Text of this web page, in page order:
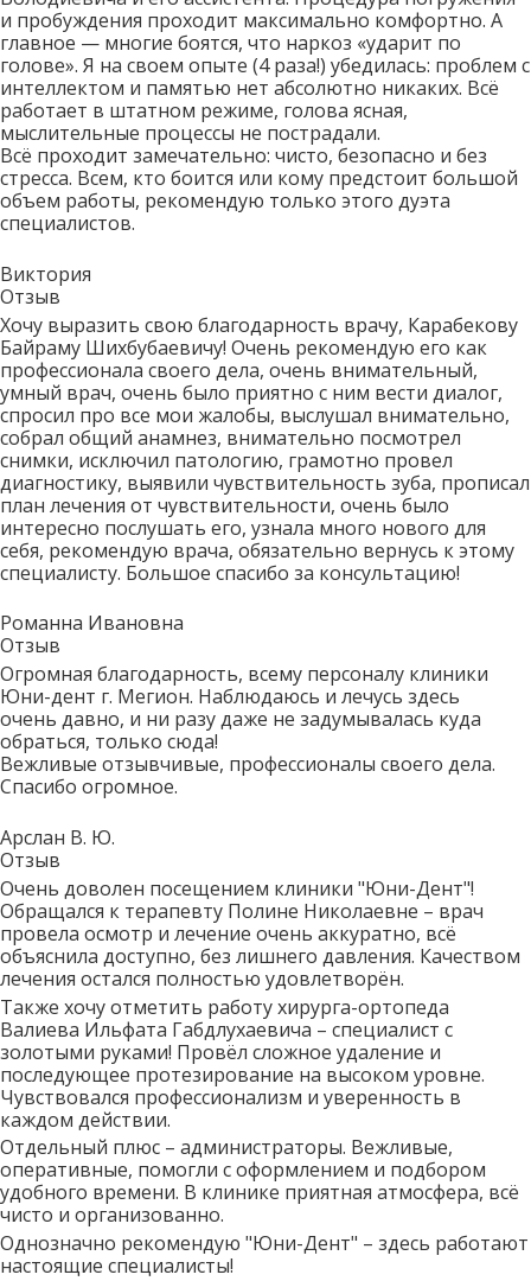
и пробуждения проходит максимально комфортно. А
главное — многие боятся, что наркоз «ударит по
голове». Я на своем опыте (4 раза!) убедилась: проблем с
интеллектом и памятью нет абсолютно никаких. Всё
работает в штатном режиме, голова ясная,
мыслительные процессы не пострадали.
Всё проходит замечательно: чисто, безопасно и без
стресса. Всем, кто боится или кому предстоит большой
объем работы, рекомендую только этого дуэта
специалистов.
Виктория
Отзыв
Хочу выразить свою благодарность врачу, Карабекову
Байраму Шихбубаевичу! Очень рекомендую его как
профессионала своего дела, очень внимательный,
умный врач, очень было приятно с ним вести диалог,
спросил про все мои жалобы, выслушал внимательно,
собрал общий анамнез, внимательно посмотрел
снимки, исключил патологию, грамотно провел
диагностику, выявили чувствительность зуба, прописал
план лечения от чувствительности, очень было
интересно послушать его, узнала много нового для
себя, рекомендую врача, обязательно вернусь к этому
специалисту. Большое спасибо за консультацию!
Романна Ивановна
Отзыв
Огромная благодарность, всему персоналу клиники
Юни-дент г. Мегион. Наблюдаюсь и лечусь здесь
очень давно, и ни разу даже не задумывалась куда
обраться, только сюда!
Вежливые отзывчивые, профессионалы своего дела.
Спасибо огромное.
Арслан В. Ю.
Отзыв
Очень доволен посещением клиники "Юни-Дент"!
Обращался к терапевту Полине Николаевне – врач
провела осмотр и лечение очень аккуратно, всё
объяснила доступно, без лишнего давления. Качеством
лечения остался полностью удовлетворён.
Также хочу отметить работу хирурга-ортопеда
Валиева Ильфата Габдлухаевича – специалист с
золотыми руками! Провёл сложное удаление и
последующее протезирование на высоком уровне.
Чувствовался профессионализм и уверенность в
каждом действии.
Отдельный плюс – администраторы. Вежливые,
оперативные, помогли с оформлением и подбором
удобного времени. В клинике приятная атмосфера, всё
чисто и организованно.
Однозначно рекомендую "Юни-Дент" – здесь работают
настоящие специалисты!